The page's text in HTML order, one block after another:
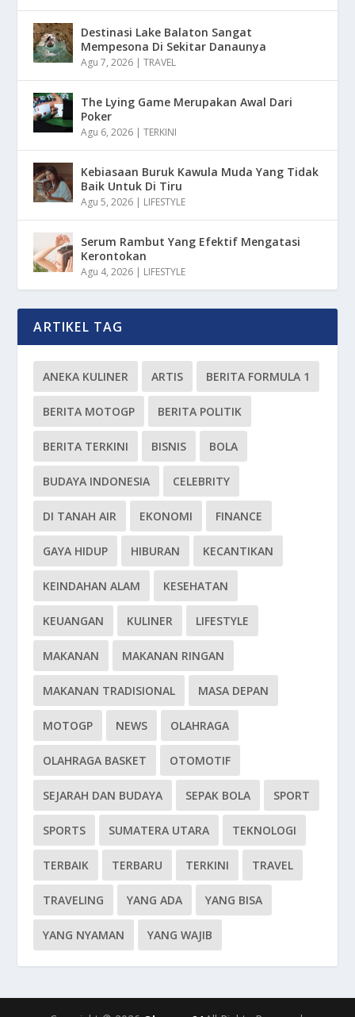
Destinasi Lake Balaton Sangat
Mempesona Di Sekitar Danaunya
Agu 7, 2026 |TRAVEL
The Lying Game Merupakan Awal Dari
Poker
Agu 6, 2026 |TERKINI
Kebiasaan Buruk Kawula Muda Yang Tidak
Baik Untuk Di Tiru
Agu 5, 2026 | LIFESTYLE
Serum Rambut Yang Efektif Mengatasi
Kerontokan
Agu 4, 2026 | LIFESTYLE
ARTIKEL TAG
ANEKA KULINER ARTIS BERITA FORMULA 1
BERITA MOTOGP BERITA POLITIK
BERITA TERKINI BISNIS BOLA
BUDAYA INDONESIA CELEBRITY
DI TANAH AIR EKONOMI FINANCE
GAYA HIDUP HIBURAN KECANTIKAN
KEINDAHAN ALAM KESEHATAN
KEUANGAN KULINER LIFESTYLE
MAKANAN MAKANAN RINGAN
MAKANAN TRADISIONAL MASA DEPAN
MOTOGP NEWS OLAHRAGA
OLAHRAGA BASKET OTOMOTIF
SEJARAH DAN BUDAYA SEPAK BOLA SPORT
SPORTS SUMATERA UTARA TEKNOLOGI
TERBAIK TERBARU TERKINI TRAVEL
TRAVELING YANG ADA YANG BISA
YANG NYAMAN YANG WAJIB